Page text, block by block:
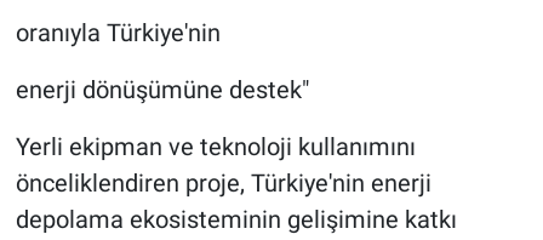
oranıyla Türkiye'nin
enerji dönüşümüne destek"
Yerli ekipman ve teknoloji kullanımını
önceliklendiren proje, Türkiye'nin enerji
depolama ekosisteminin gelişimine katkı